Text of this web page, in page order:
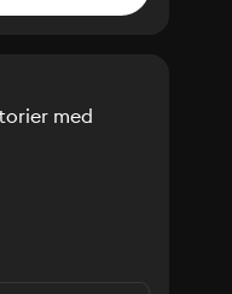
med